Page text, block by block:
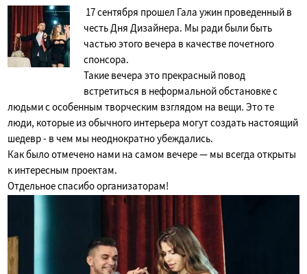
17 сентября прошел Гала ужин проведенный в
честь Дня Дизайнера. Мы ради были быть
частью этого вечера в качестве почетного
спонсора.
Такие вечера это прекрасный повод
встретиться в неформальной обстановке с
людьми с особенным творческим взглядом на вещи. Это те
люди, которые из обычного интерьера могут создать настоящий
шедевр - в чем мы неоднократно убеждались.
Как было отмечено нами на самом вечере — мы всегда открыты
к интересным проектам.
Отдельное спасибо организаторам!